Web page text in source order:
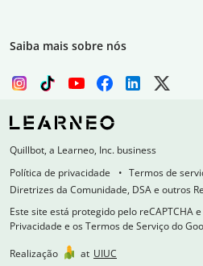
Saiba mais sobre nós
Quillbot, a Learneo, Inc. business
Política de privacidade
Termos de
Diretrizes da Comunidade, DSA e outros
Este site está protegido pelo reCAPTCHA
Privacidade e os Termos de Serviço do
Realização
at UIUC